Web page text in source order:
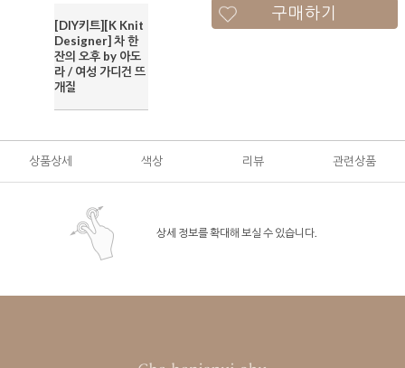
[DIY키트][K Knit
Designer] 차 한
잔의 오후 by 아도
라 / 여성 가디건 뜨
개질
구매하기
상품상세 색상 리뷰 관련상품
상세 정보를 확대해 보실 수 있습니다.